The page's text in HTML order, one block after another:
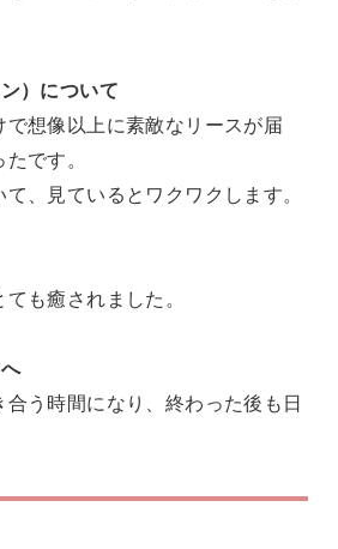
）について
想像以上に素敵なリースが届
です。
、見ているとワクワクします。
も癒されました。
合う時間になり、終わった後も日